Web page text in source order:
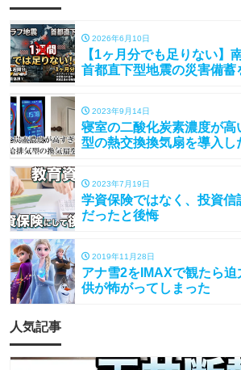
2026年6月10日
【1ヶ月分でも足りない】
首都直下型地震の災害備蓄
2023年9月14日
寝室の二酸化炭素濃度が高
型の熱交換換気扇を導入し
2023年7月19日
学資保険ではなく、投資信
だったと後悔
2019年11月28日
アナ雪2をIMAXで観たら
供が怖がってしまった
人気記事